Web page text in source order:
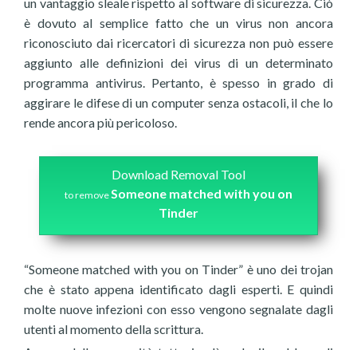
è dovuto al semplice fatto che un virus non ancora
riconosciuto dai ricercatori di sicurezza non può essere
aggiunto alle definizioni dei virus di un determinato
programma antivirus. Pertanto, è spesso in grado di
aggirare le difese di un computer senza ostacoli, il che lo
rende ancora più pericoloso.
Download Removal Tool
to removeSomeone matched with you on
Tinder
“Someone matched with you on Tinder” è uno dei trojan
che è stato appena identificato dagli esperti. E quindi
molte nuove infezioni con esso vengono segnalate dagli
utenti al momento della scrittura.